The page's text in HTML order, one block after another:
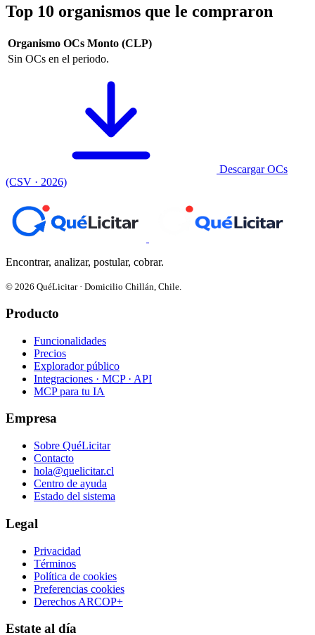
Top 10 organismos que le compraron
Organismo OCs Monto (CLP)
Sin OCs en el periodo.
Descargar OCs
(CSV · 2026)
Encontrar, analizar, postular, cobrar.
© 2026 QuéLicitar · Domicilio Chillán, Chile.
Producto
Funcionalidades
Precios
Explorador público
Integraciones · MCP · API
MCP para tu IA
Empresa
Sobre QuéLicitar
Contacto
hola@quelicitar.cl
Centro de ayuda
Estado del sistema
Legal
Privacidad
Términos
Política de cookies
Preferencias cookies
Derechos ARCOP+
Estate al día